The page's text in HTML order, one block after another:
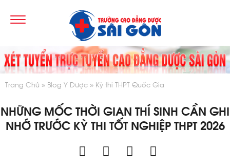
Trang Chủ Blog Y Dược Kỳ thi THPT Quốc Gia
NHỮNG MỐC THỜI GIAN THÍ SINH CẦN GHI
NHỚ TRƯỚC KỲ THI TỐT NGHIỆP THPT 2026